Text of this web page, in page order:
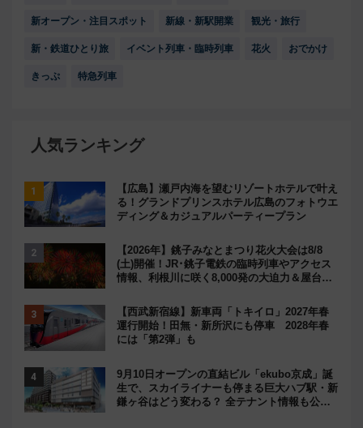
新オープン・注目スポット 新線・新駅開業 観光・旅行
新・鉄道ひとり旅 イベント列車・臨時列車 花火 おでかけ
きっぷ 特急列車
人気ランキング
【広島】瀬戸内海を望むリゾートホテルで叶え
る！グランドプリンスホテル広島のフォトウエ
ディング＆カジュアルパーティープラン
【2026年】銚子みなとまつり花火大会は8/8
(土)開催！JR･銚子電鉄の臨時列車やアクセス
情報、利根川に咲く8,000発の大迫力＆屋台を
【西武新宿線】新車両「トキイロ」2027年春
運行開始！田無・新所沢にも停車 2028年春
には「第2弾」も
9月10日オープンの直結ビル「ekubo京成」誕
生で、スカイライナーも停まる巨大ハブ駅・新
鎌ヶ谷はどう変わる？ 全テナント情報も公